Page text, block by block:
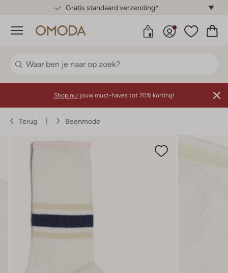
Gratis standaard verzending*
Menu
Shop nu: jouw must-haves tot 70% korting!
Terug Beenmode